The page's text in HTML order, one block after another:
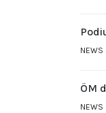
ÖM